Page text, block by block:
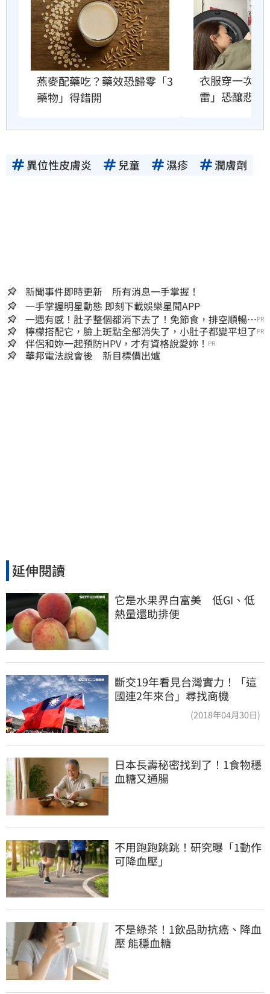
燕麥配藥吃？藥效恐歸零「3
藥物」得錯開
衣服穿一次就
雷」恐釀悲劇
異位性皮膚炎 兒童 濕疹 潤膚劑
新聞事件即時更新 所有消息一手掌握！
一手掌握明星動態 即刻下載娛樂星聞APP
一週有感！肚子整個都消下去了！免節食，排空順暢就
夠
PR
檸檬搭配它，臉上斑點全部消失了，小肚子都變平坦了 PR
伴侶和妳一起預防HPV，才有資格說愛妳！ PR
華邦電法說會後 新目標價出爐
延伸閱讀
它是水果界白富美　低GI、低
熱量還助排便
斷交19年看見台灣實力！「這
國連2年來台」尋找商機
(2018年04月30日)
日本長壽秘密找到了！1食物穩
血糖又通腸
不用跑跑跳跳！研究曝「1動作
可降血壓」
不是綠茶！1飲品助抗癌、降血
壓 能穩血糖